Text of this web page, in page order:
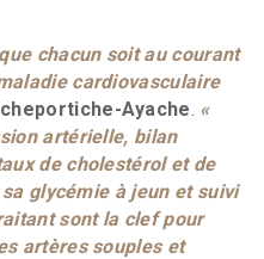
chacun soit au courant
cardiovasculaire
Ayache. «
artérielle, bilan
de cholestérol et de
glycémie à jeun et suivi
sont la clef pour
artères souples et